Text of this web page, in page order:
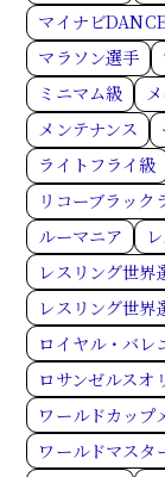
マイナビ
マラソン選手
ミニマム級
メンテナンス
ライトフライ級
リコーブラック
ルーマニア
レスリング世界
レスリング世界
ロイヤル・バレ
ロサンゼルスオ
ワールドカップ
ワールドマスタ